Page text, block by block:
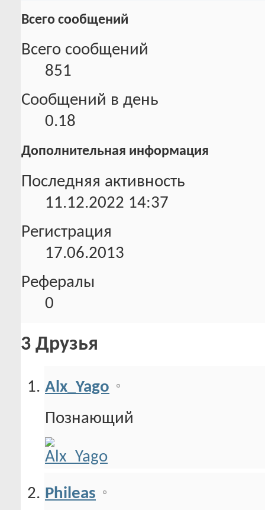
Всего сообщений
Всего сообщений
851
Сообщений в день
0.18
Дополнительная информация
Последняя активность
11.12.2022 14:37
Регистрация
17.06.2013
Рефералы
0
3 Друзья
Alx_Yago
Познающий
Phileas